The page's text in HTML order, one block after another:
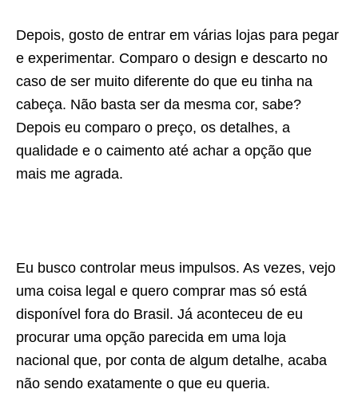
Depois, gosto de entrar em várias lojas para pegar
e experimentar. Comparo o design e descarto no
caso de ser muito diferente do que eu tinha na
cabeça. Não basta ser da mesma cor, sabe?
Depois eu comparo o preço, os detalhes, a
qualidade e o caimento até achar a opção que
mais me agrada.
Eu busco controlar meus impulsos. As vezes, vejo
uma coisa legal e quero comprar mas só está
disponível fora do Brasil. Já aconteceu de eu
procurar uma opção parecida em uma loja
nacional que, por conta de algum detalhe, acaba
não sendo exatamente o que eu queria.